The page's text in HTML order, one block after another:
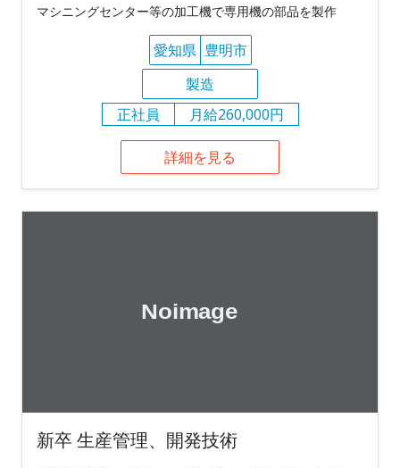
マシニングセンター等の加工機で専用機の部品を製作
愛知県 豊明市
製造
正社員
月給260,000円
詳細を見る
新卒 生産管理、開発技術